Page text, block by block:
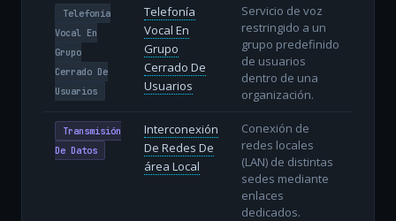
Telefonía
Vocal En
Grupo
Cerrado De
Usuarios
Telefonía
Vocal En
Grupo
Cerrado De
Usuarios
Servicio de voz
restringido a un
grupo predefinido
de usuarios
dentro de una
organización.
Transmisión
De Datos
Interconexión
De Redes De
área Local
Conexión de
redes locales
(LAN) de distintas
sedes mediante
enlaces
dedicados.